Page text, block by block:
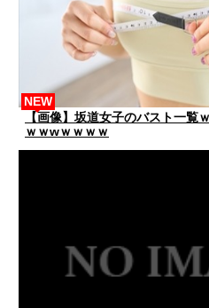
【画像】坂道女子のバスト一覧
ｗｗwｗｗｗｗ
NEW